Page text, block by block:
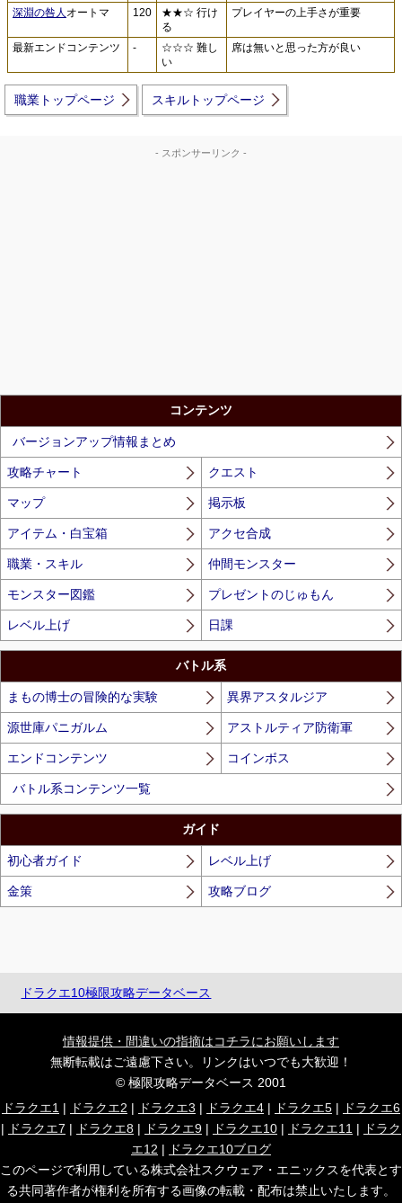
深淵の咎人 オートマ 120
★★☆ 行け
る
プレイヤーの上手さが重要
最新エンドコンテンツ -
☆☆☆ 難し
い
席は無いと思った方が良い
職業トップページ スキルトップページ
- スポンサーリンク -
コンテンツ
バージョンアップ情報まとめ
攻略チャート クエスト
マップ 掲示板
アイテム・白宝箱 アクセ合成
職業・スキル 仲間モンスター
モンスター図鑑 プレゼントのじゅもん
レベル上げ 日課
バトル系
まもの博士の冒険的な実験 異界アスタルジア
源世庫パニガルム アストルティア防衛軍
エンドコンテンツ コインボス
バトル系コンテンツ一覧
ガイド
初心者ガイド レベル上げ
金策 攻略ブログ
ドラクエ10極限攻略データベース
情報提供・間違いの指摘はコチラにお願いします
無断転載はご遠慮下さい。リンクはいつでも大歓迎！
© 極限攻略データベース 2001
ドラクエ1 | ドラクエ2 | ドラクエ3 | ドラクエ4 | ドラクエ5 |
ドラクエ6
|
ドラクエ7 | ドラクエ8 | ドラクエ9 | ドラクエ10 | ドラクエ11 |
ドラク
エ12 |
ドラクエ10ブログ
このページで利用している株式会社スクウェア・エニックスを代表とす
る共同著作者が権利を所有する画像の転載・配布は禁止いたします。